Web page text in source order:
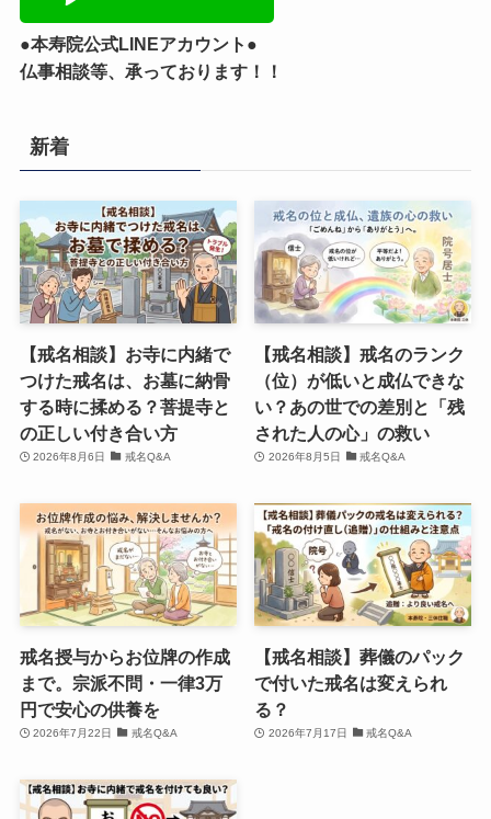
●本寿院公式LINEアカウント●
仏事相談等、承っております！！
新着
【戒名相談】お寺に内緒で
つけた戒名は、お墓に納骨
する時に揉める？菩提寺と
の正しい付き合い方
2026年8月6日 戒名Q&A
【戒名相談】戒名のランク
（位）が低いと成仏できな
い？あの世での差別と「残
された人の心」の救い
2026年8月5日 戒名Q&A
戒名授与からお位牌の作成
まで。宗派不問・一律3万
円で安心の供養を
2026年7月22日 戒名Q&A
【戒名相談】葬儀のパック
で付いた戒名は変えられ
る？
2026年7月17日 戒名Q&A